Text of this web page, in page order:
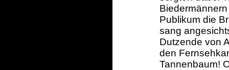
Publikum die
sang
Dutzende von
den
Tannenbaum!